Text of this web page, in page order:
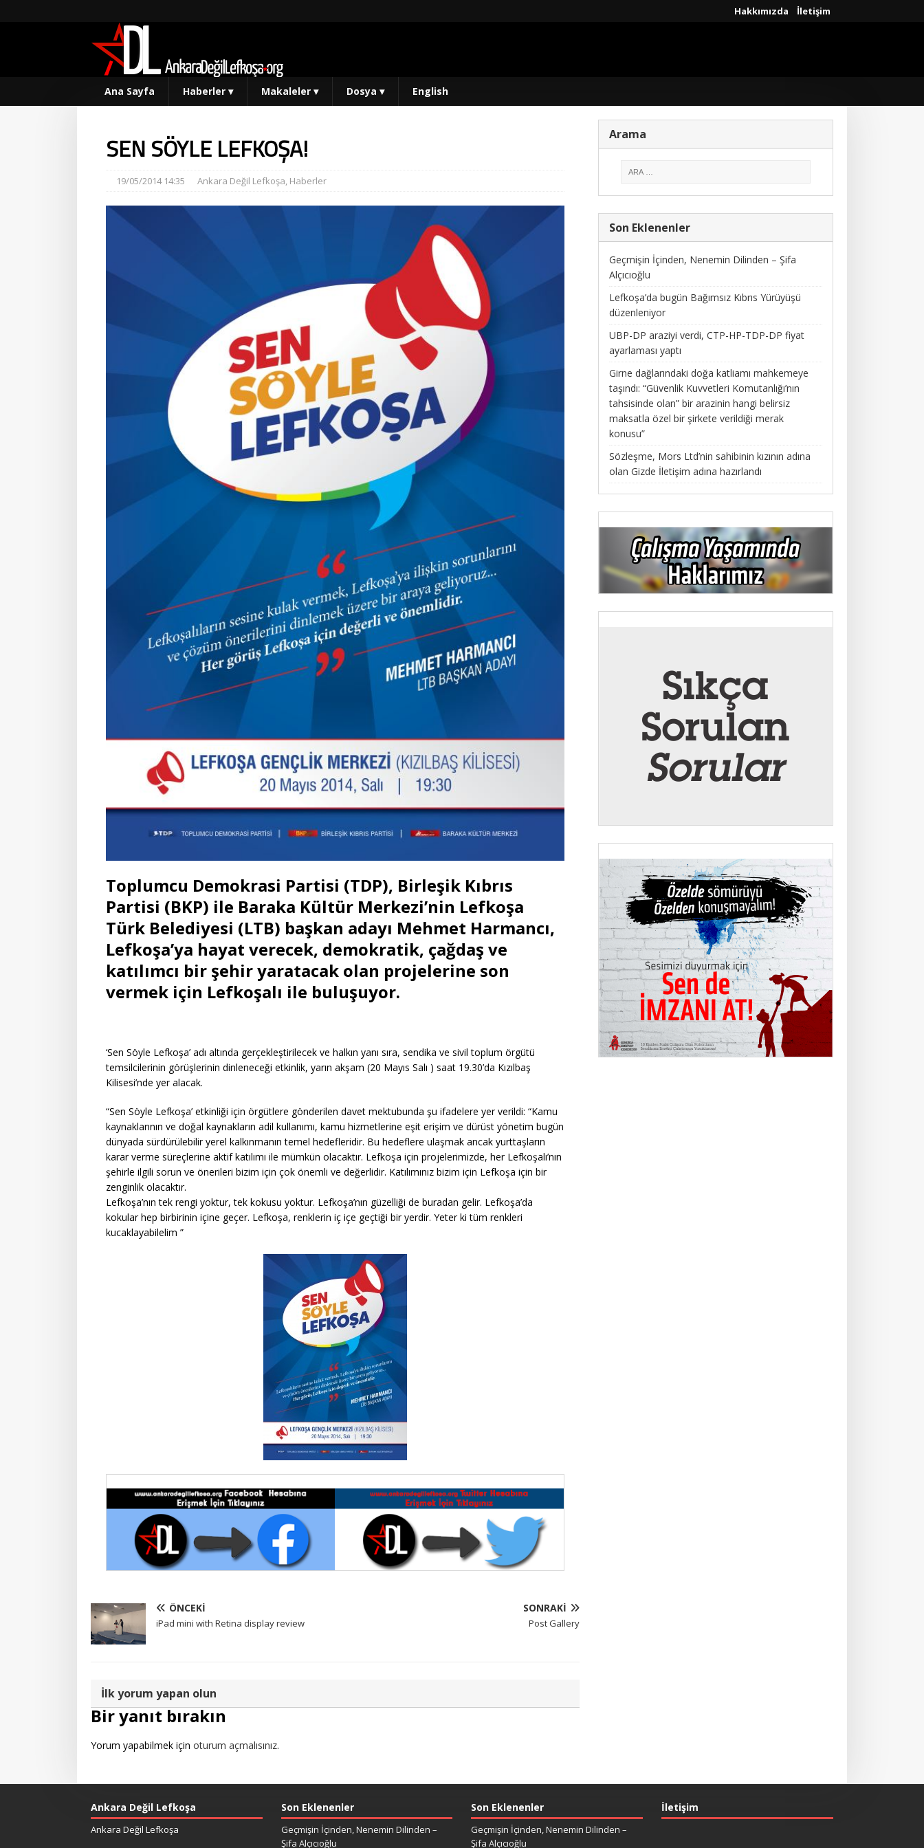
Hakkımızda İletişim
Ana Sayfa Haberler ▾ Makaleler ▾ Dosya ▾ English
SEN SÖYLE LEFKOŞA!
19/05/2014 14:35 Ankara Değil Lefkoşa, Haberler
Toplumcu Demokrasi Partisi (TDP), Birleşik Kıbrıs
Partisi (BKP) ile Baraka Kültür Merkezi’nin Lefkoşa
Türk Belediyesi (LTB) başkan adayı Mehmet Harmancı,
Lefkoşa’ya hayat verecek, demokratik, çağdaş ve
katılımcı bir şehir yaratacak olan projelerine son
vermek için Lefkoşalı ile buluşuyor.
‘Sen Söyle Lefkoşa’ adı altında gerçekleştirilecek ve halkın yanı sıra, sendika ve sivil toplum örgütü
temsilcilerinin görüşlerinin dinleneceği etkinlik, yarın akşam (20 Mayıs Salı ) saat 19.30’da Kızılbaş
Kilisesi’nde yer alacak.
“Sen Söyle Lefkoşa’ etkinliği için örgütlere gönderilen davet mektubunda şu ifadelere yer verildi: “Kamu
kaynaklarının ve doğal kaynakların adil kullanımı, kamu hizmetlerine eşit erişim ve dürüst yönetim bugün
dünyada sürdürülebilir yerel kalkınmanın temel hedefleridir. Bu hedeflere ulaşmak ancak yurttaşların
karar verme süreçlerine aktif katılımı ile mümkün olacaktır. Lefkoşa için projelerimizde, her Lefkoşalı’nın
şehirle ilgili sorun ve önerileri bizim için çok önemli ve değerlidir. Katılımınız bizim için Lefkoşa için bir
zenginlik olacaktır.
Lefkoşa’nın tek rengi yoktur, tek kokusu yoktur. Lefkoşa’nın güzelliği de buradan gelir. Lefkoşa’da
kokular hep birbirinin içine geçer. Lefkoşa, renklerin iç içe geçtiği bir yerdir. Yeter ki tüm renkleri
kucaklayabilelim ”
ÖNCEKI
iPad mini with Retina display review
SONRAKI
Post Gallery
İlk yorum yapan olun
Bir yanıt bırakın
Yorum yapabilmek için oturum açmalısınız.
Arama
Son Eklenenler
Geçmişin İçinden, Nenemin Dilinden – Şifa
Alçıcıoğlu
Lefkoşa’da bugün Bağımsız Kıbrıs Yürüyüşü
düzenleniyor
UBP-DP araziyi verdi, CTP-HP-TDP-DP fiyat
ayarlaması yaptı
Girne dağlarındaki doğa katliamı mahkemeye
taşındı: “Güvenlik Kuvvetleri Komutanlığı’nın
tahsisinde olan” bir arazinin hangi belirsiz
maksatla özel bir şirkete verildiği merak
konusu”
Sözleşme, Mors Ltd’nin sahibinin kızının adına
olan Gizde İletişim adına hazırlandı
Ankara Değil Lefkoşa
Ankara Değil Lefkoşa
Son Eklenenler
Geçmişin İçinden, Nenemin Dilinden –
Şifa Alçıcıoğlu
Son Eklenenler
Geçmişin İçinden, Nenemin Dilinden –
Şifa Alçıcıoğlu
İletişim